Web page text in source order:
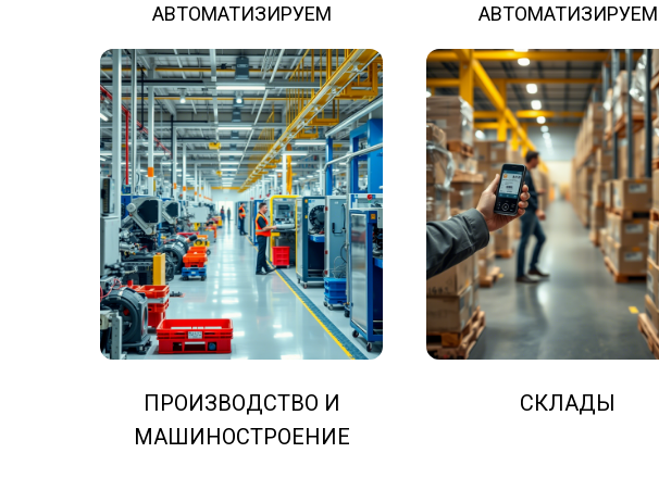
АВТОМАТИЗИРУЕМ
ПРОИЗВОДСТВО И
МАШИНОСТРОЕНИЕ
АВТОМАТИЗИРУЕМ
СКЛАДЫ